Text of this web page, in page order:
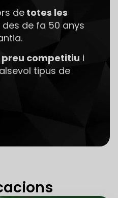
detotes les
de fa 50 anys
preu competitiu i
tipus de